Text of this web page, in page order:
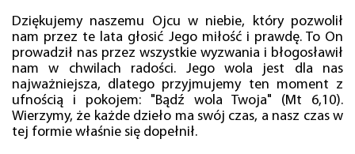
Dziękujemy naszemu Ojcu w niebie, który pozwolił
nam przez te lata głosić Jego miłość i prawdę. To On
prowadził nas przez wszystkie wyzwania i błogosławił
nam w chwilach radości. Jego wola jest dla nas
najważniejsza, dlatego przyjmujemy ten moment z
ufnością i pokojem: "Bądź wola Twoja" (Mt 6,10).
Wierzymy, że każde dzieło ma swój czas, a nasz czas w
tej formie właśnie się dopełnił.